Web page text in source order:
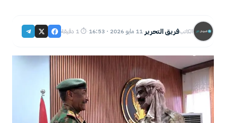
الكاتبفريق التحرير·11 مايو 2026 · 16:53 ·⏱ 1 دقيقة